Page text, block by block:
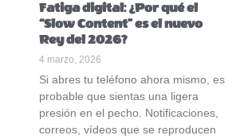
Fatiga digital: ¿Por qué el
“Slow Content” es el nuevo
Rey del 2026?
4 marzo, 2026
Si abres tu teléfono ahora mismo, es
probable que sientas una ligera
presión en el pecho. Notificaciones,
correos, vídeos que se reproducen